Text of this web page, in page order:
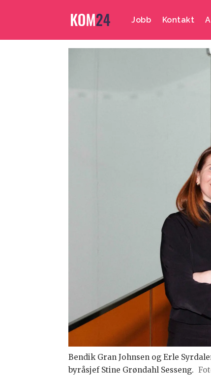
Jobb Kontakt
Bendik Gran Johnsen og Erle
byråsjef Stine Grøndahl Sesseng.